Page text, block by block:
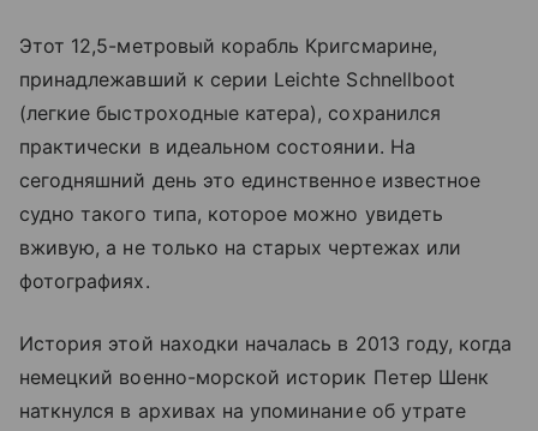
Этот 12,5-метровый корабль Кригсмарине,
принадлежавший к серии Leichte Schnellboot
(легкие быстроходные катера), сохранился
практически в идеальном состоянии. На
сегодняшний день это единственное известное
судно такого типа, которое можно увидеть
вживую, а не только на старых чертежах или
фотографиях.
История этой находки началась в 2013 году, когда
немецкий военно-морской историк Петер Шенк
наткнулся в архивах на упоминание об утрате